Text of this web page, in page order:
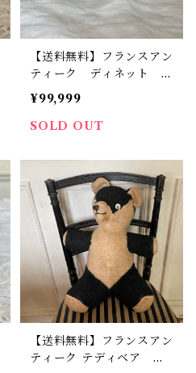
【送料無料】フランスアン
ティーク ディネット エ
タンメジャーカップ ピュ
ーター オブジェ フラン
スインテリア 小さなサイ
ヤーセレクト品】
¥99,999
SOLD OUT
【送料無料】フランスアン
ティーク テディベア パ